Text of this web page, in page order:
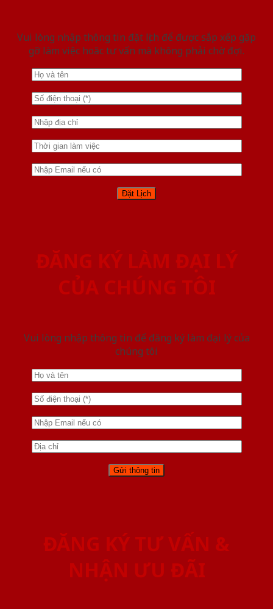
Vui lòng nhập thông tin đặt lịch để được sắp xếp gặp
gỡ làm việc hoăc tư vấn mà không phải chờ đợi.
ĐĂNG KÝ LÀM ĐẠI LÝ
CỦA CHÚNG TÔI
Vui lòng nhập thông tin để đăng ký làm đại lý của
chúng tôi
ĐĂNG KÝ TƯ VẤN &
NHẬN ƯU ĐÃI